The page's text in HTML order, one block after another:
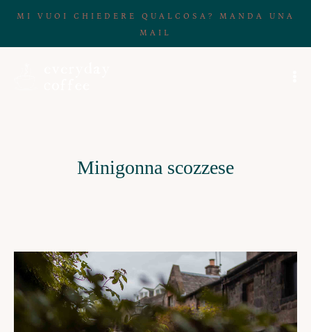
MI VUOI CHIEDERE QUALCOSA? MANDA UNA
MAIL
Minigonna scozzese